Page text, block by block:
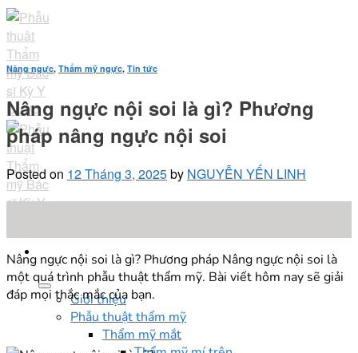
Skip
to
content
Giới thiệu
Phẫu thuật thẩm mỹ
Thẩm mỹ mắt
Nâng ngực, Thẩm mỹ ngực, Tin tức
Nâng ngực nội soi là gì? Phương
pháp nâng ngực nội soi
Posted on 12 Tháng 3, 2025by NGUYỄN YẾN LINH
Nâng ngực nội soi là gì? Phương pháp Nâng ngực nội soi là
một quá trình phẫu thuật thẩm mỹ. Bài viết hôm nay sẽ giải
đáp mọi thắc mắc của bạn.